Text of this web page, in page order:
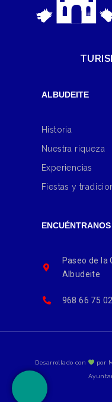
ALBUDEITE
Historia
Nuestra riqueza
Experiencias
Fiestas y
ENCUÉNTRANOS
Paseo de la
Albudeite
968 66 75 02
Desarrollado con por